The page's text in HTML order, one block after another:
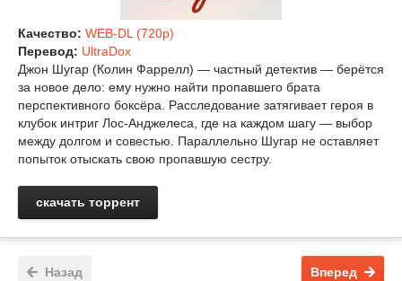
Качество: WEB-DL (720p)
Перевод: UltraDox
Джон Шугар (Колин Фаррелл) — частный детектив — берётся
за новое дело: ему нужно найти пропавшего брата
перспективного боксёра. Расследование затягивает героя в
клубок интриг Лос‑Анджелеса, где на каждом шагу — выбор
между долгом и совестью. Параллельно Шугар не оставляет
попыток отыскать свою пропавшую сестру.
скачать торрент
Назад Вперед